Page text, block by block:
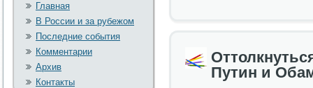
Главная
В России и за рубежом
Последние события
Комментарии
Архив
Контакты
Путин и